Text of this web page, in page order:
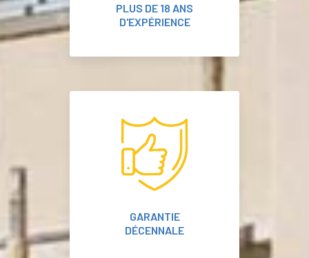
PLUS DE 18 ANS
D'EXPÉRIENCE
GARANTIE
DÉCENNALE